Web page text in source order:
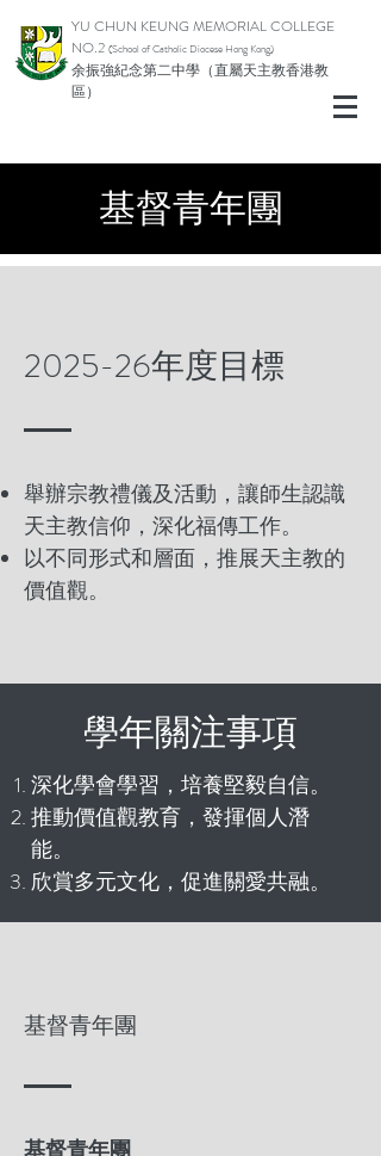
YU CHUN KEUNG MEMORIAL COLLEGE
NO.2 (School of Catholic Diocese Hong Kong)
余振強紀念第二中學（直屬天主教香港教
區）
基督青年團
2025-26年度目標
舉辦宗教禮儀及活動，讓師生認識
天主教信仰，深化福傳工作。
以不同形式和層面，推展天主教的
價值觀。
學年關注事項
深化學會學習，培養堅毅自信。
推動價值觀教育，發揮個人潛
能。
欣賞多元文化，促進關愛共融。
基督青年團